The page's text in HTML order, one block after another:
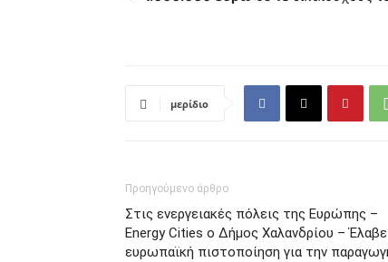
μερίδιο
Προηγούμενο άρθρο
Στις ενεργειακές πόλεις της Ευρώπης –
Energy Cities ο Δήμος Χαλανδρίου – Έλαβε
ευρωπαϊκή πιστοποίηση για την